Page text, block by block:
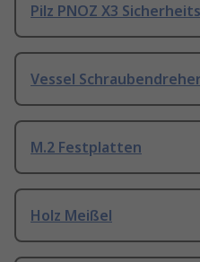
Pilz PNOZ X3
Vessel
M.2 Festplatten
Holz Meißel